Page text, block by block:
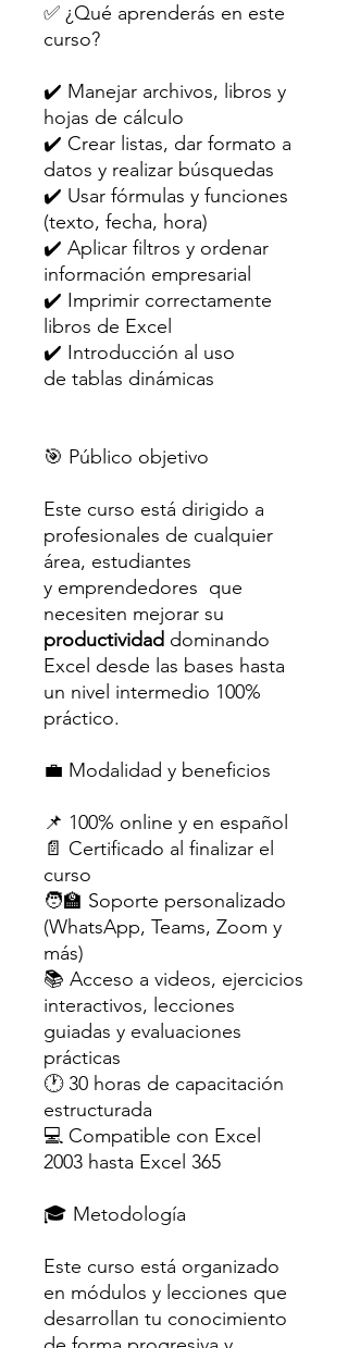
✅ ¿Qué aprenderás en este
curso?
✔️ Manejar archivos, libros y
hojas de cálculo
✔️ Crear listas, dar formato a
datos y realizar búsquedas
✔️ Usar fórmulas y funciones
(texto, fecha, hora)
✔️ Aplicar filtros y ordenar
información empresarial
✔️ Imprimir correctamente
libros de Excel
✔️ Introducción al uso
de tablas dinámicas
🎯 Público objetivo
Este curso está dirigido a
profesionales de cualquier
área, estudiantes
y emprendedores que
necesiten mejorar su
productividad dominando
Excel desde las bases hasta
un nivel intermedio 100%
práctico.
💼 Modalidad y beneficios
📌 100% online y en español
📄 Certificado al finalizar el
curso
🧑‍🏫 Soporte personalizado
(WhatsApp, Teams, Zoom y
más)
📚 Acceso a videos, ejercicios
interactivos, lecciones
guiadas y evaluaciones
prácticas
🕐 30 horas de capacitación
estructurada
💻 Compatible con Excel
2003 hasta Excel 365
🎓 Metodología
Este curso está organizado
en módulos y lecciones que
desarrollan tu conocimiento